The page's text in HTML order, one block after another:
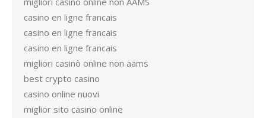
casino en ligne francais
casino en ligne francais
casino en ligne francais
migliori casinò online non aams
best crypto casino
casino online nuovi
miglior sito casino online